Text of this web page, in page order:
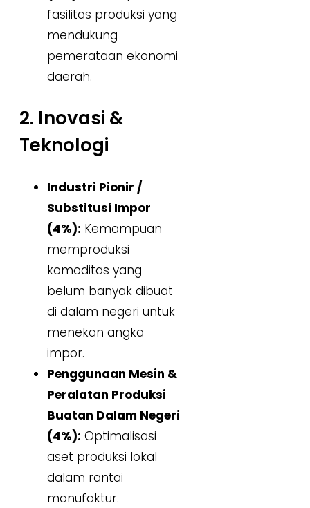
fasilitas produksi yang
mendukung
pemerataan ekonomi
daerah.
2. Inovasi &
Teknologi
Industri Pionir /
Substitusi Impor
(4%): Kemampuan
memproduksi
komoditas yang
belum banyak dibuat
di dalam negeri untuk
menekan angka
impor.
Penggunaan Mesin &
Peralatan Produksi
Buatan Dalam Negeri
(4%): Optimalisasi
aset produksi lokal
dalam rantai
manufaktur.